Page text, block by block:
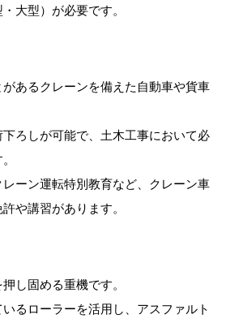
大型）が必要です。
あるクレーンを備えた自動車や貨車
ろしが可能で、土木工事において必
ーン運転特別教育など、クレーン車
や講習があります。
し固める重機です。
るローラーを活用し、アスファルト